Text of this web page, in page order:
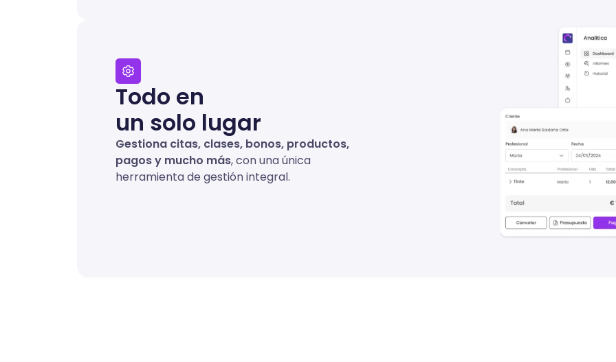
Todo en
un solo lugar
Gestiona citas, clases, bonos, productos,
pagos y mucho más, con una única
herramienta de gestión integral.